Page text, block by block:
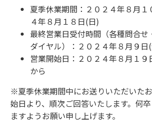
夏季休業期間：２０２４年８月１
４年８月１８日(日)
最終営業日受付時間（各種問合せ
ダイヤル）：２０２４年８月９
営業開始日：２０２４年８月１
から
※夏季休業期間中にお送りいただいた
始日より、順次ご回答いたします。何
ますようお願い申し上げます。